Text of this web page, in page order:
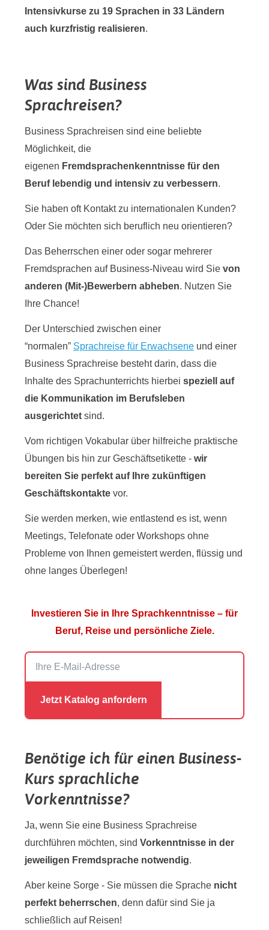
Intensivkurse zu 19 Sprachen in 33 Ländern
auch kurzfristig realisieren.
Was sind Business
Sprachreisen?
Business Sprachreisen sind eine beliebte
Möglichkeit, die
eigenen Fremdsprachenkenntnisse für den
Beruf lebendig und intensiv zu verbessern.
Sie haben oft Kontakt zu internationalen Kunden?
Oder Sie möchten sich beruflich neu orientieren?
Das Beherrschen einer oder sogar mehrerer
Fremdsprachen auf Business-Niveau wird Sie von
anderen (Mit-)Bewerbern abheben. Nutzen Sie
Ihre Chance!
Der Unterschied zwischen einer
“normalen” Sprachreise für Erwachsene und einer
Business Sprachreise besteht darin, dass die
Inhalte des Sprachunterrichts hierbei speziell auf
die Kommunikation im Berufsleben
ausgerichtet sind.
Vom richtigen Vokabular über hilfreiche praktische
Übungen bis hin zur Geschäftsetikette - wir
bereiten Sie perfekt auf Ihre zukünftigen
Geschäftskontakte vor.
Sie werden merken, wie entlastend es ist, wenn
Meetings, Telefonate oder Workshops ohne
Probleme von Ihnen gemeistert werden, flüssig und
ohne langes Überlegen!
Investieren Sie in Ihre Sprachkenntnisse – für
Beruf, Reise und persönliche Ziele.
Benötige ich für einen Business-
Kurs sprachliche
Vorkenntnisse?
Ja, wenn Sie eine Business Sprachreise
durchführen möchten, sind Vorkenntnisse in der
jeweiligen Fremdsprache notwendig.
Aber keine Sorge - Sie müssen die Sprache nicht
perfekt beherrschen, denn dafür sind Sie ja
schließlich auf Reisen!